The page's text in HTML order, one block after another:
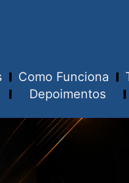
Como Funciona
Depoimentos